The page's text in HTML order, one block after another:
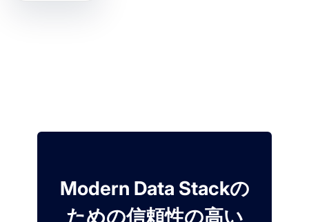
Modern Data Stackの
ための信頼性の高い